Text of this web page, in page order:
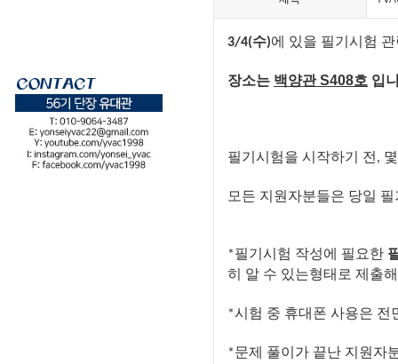
3/4(수)에 있을 필기시험
장소는 백양관S408호 입
필기시험을 시작하기 전 , 몇
모든 지원자분들은 당일 필
*필기시험 작성에 필요한
히 알 수 있는형태로 제출해
*시험 중 휴대폰 사용은 전
*문제 풀이가 끝난 지원자